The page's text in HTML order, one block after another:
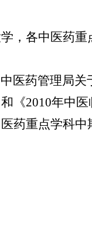
，各中医药重
医药管理局关
《2010年中
药重点学科中